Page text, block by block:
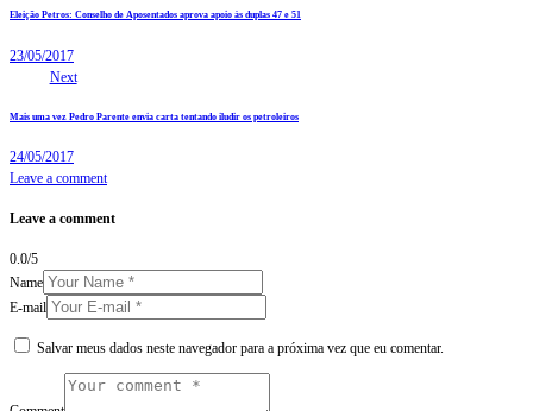
Eleição Petros: Conselho de Aposentados aprova apoio às duplas 47 e 51
23/05/2017
Next
Mais uma vez Pedro Parente envia carta tentando iludir os petroleiros
24/05/2017
Leave a comment
Leave a comment
0.0/5
Name
E-mail
Salvar meus dados neste navegador para a próxima vez que eu comentar.